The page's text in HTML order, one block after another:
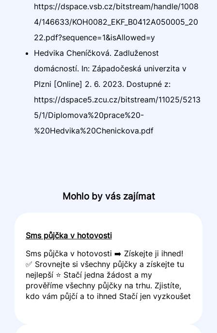
https://dspace.vsb.cz/bitstream/handle/1008
4/146633/KOH0082_EKF_B0412A050005_20
22.pdf?sequence=1&isAllowed=y
Hedvika Cheníčková. Zadluženost
domácností. In: Západočeská univerzita v
Plzni [Online] 2. 6. 2023. Dostupné z:
https://dspace5.zcu.cz/bitstream/11025/5213
5/1/Diplomova%20prace%20-
%20Hedvika%20Chenickova.pdf
Mohlo by vás zajímat
Sms půjčka v hotovosti
Sms půjčka v hotovosti ➡️ Získejte ji ihned!
✅ Srovnejte si všechny půjčky a získejte tu
nejlepší ⭐ Stačí jedna žádost a my
prověříme všechny půjčky na trhu. Zjistíte,
kdo vám půjčí a to ihned Stačí jen vyzkoušet